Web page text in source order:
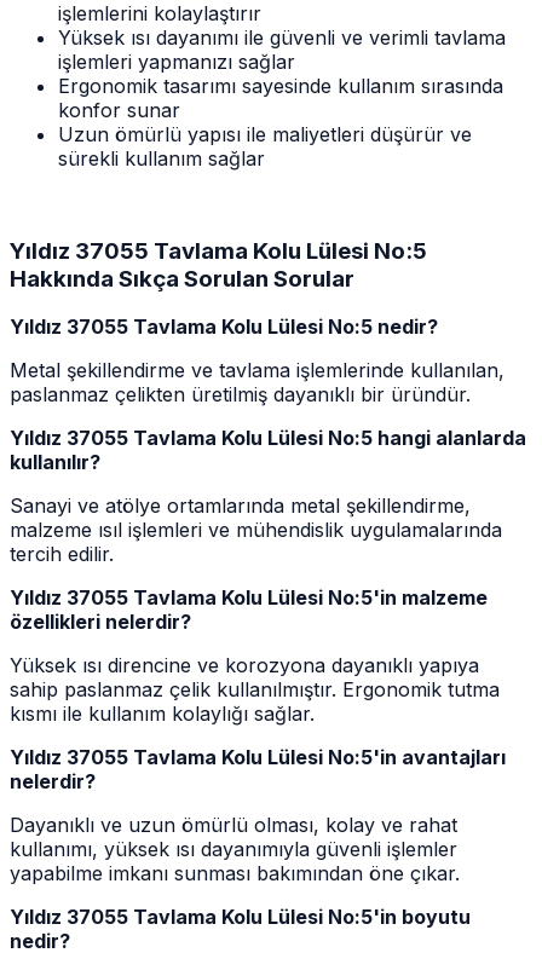
işlemlerini kolaylaştırır
Yüksek ısı dayanımı ile güvenli ve verimli tavlama
işlemleri yapmanızı sağlar
Ergonomik tasarımı sayesinde kullanım sırasında
konfor sunar
Uzun ömürlü yapısı ile maliyetleri düşürür ve
sürekli kullanım sağlar
Yıldız 37055 Tavlama Kolu Lülesi No:5
Hakkında Sıkça Sorulan Sorular
Yıldız 37055 Tavlama Kolu Lülesi No:5 nedir?
Metal şekillendirme ve tavlama işlemlerinde kullanılan,
paslanmaz çelikten üretilmiş dayanıklı bir üründür.
Yıldız 37055 Tavlama Kolu Lülesi No:5 hangi alanlarda
kullanılır?
Sanayi ve atölye ortamlarında metal şekillendirme,
malzeme ısıl işlemleri ve mühendislik uygulamalarında
tercih edilir.
Yıldız 37055 Tavlama Kolu Lülesi No:5'in malzeme
özellikleri nelerdir?
Yüksek ısı direncine ve korozyona dayanıklı yapıya
sahip paslanmaz çelik kullanılmıştır. Ergonomik tutma
kısmı ile kullanım kolaylığı sağlar.
Yıldız 37055 Tavlama Kolu Lülesi No:5'in avantajları
nelerdir?
Dayanıklı ve uzun ömürlü olması, kolay ve rahat
kullanımı, yüksek ısı dayanımıyla güvenli işlemler
yapabilme imkanı sunması bakımından öne çıkar.
Yıldız 37055 Tavlama Kolu Lülesi No:5'in boyutu
nedir?